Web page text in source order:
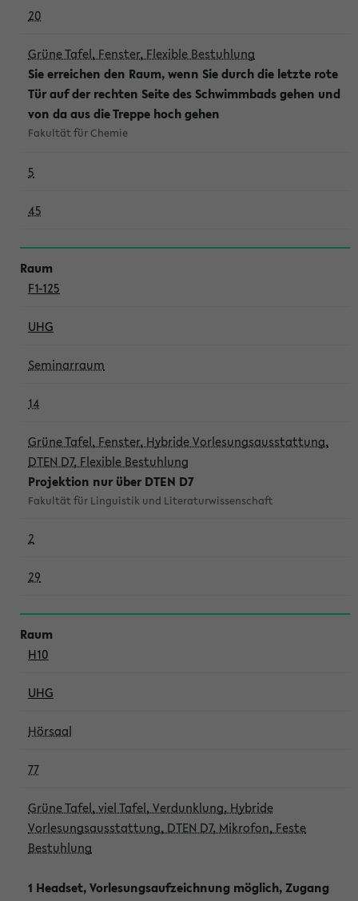
20
Grüne Tafel, Fenster, Flexible Bestuhlung
Sie erreichen den Raum, wenn Sie durch die letzte rote
Tür auf der rechten Seite des Schwimmbads gehen und
von da aus die Treppe hoch gehen
Fakultät für Chemie
5
45
F1-125
UHG
Seminarraum
14
Grüne Tafel, Fenster, Hybride Vorlesungsausstattung,
DTEN D7, Flexible Bestuhlung
Projektion nur über DTEN D7
Fakultät für Linguistik und Literaturwissenschaft
2
29
H10
UHG
Hörsaal
77
Grüne Tafel, viel Tafel, Verdunklung, Hybride
Vorlesungsausstattung, DTEN D7, Mikrofon, Feste
Bestuhlung
1 Headset, Vorlesungsaufzeichnung möglich, Zugang